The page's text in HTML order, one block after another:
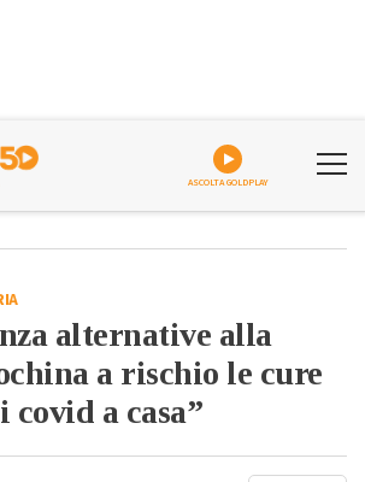
ASCOLTA GOLDPLAY
alternative alla
a rischio le cure
covid a casa”